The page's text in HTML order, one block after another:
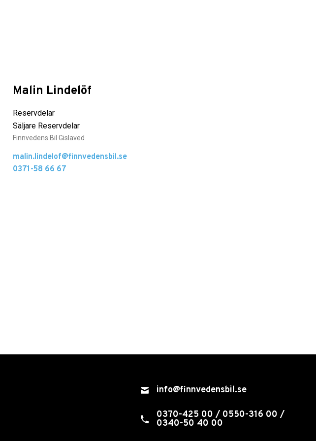
Malin Lindelöf
Reservdelar
Säljare Reservdelar
Finnvedens Bil Gislaved
malin.lindelof@finnvedensbil.se
0371-58 66 67
info@finnvedensbil.se
0370-425 00 / 0550-316 00 /
0340-50 40 00